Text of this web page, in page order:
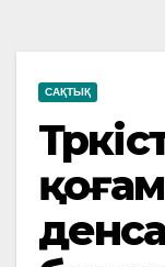
САҚТЫҚ